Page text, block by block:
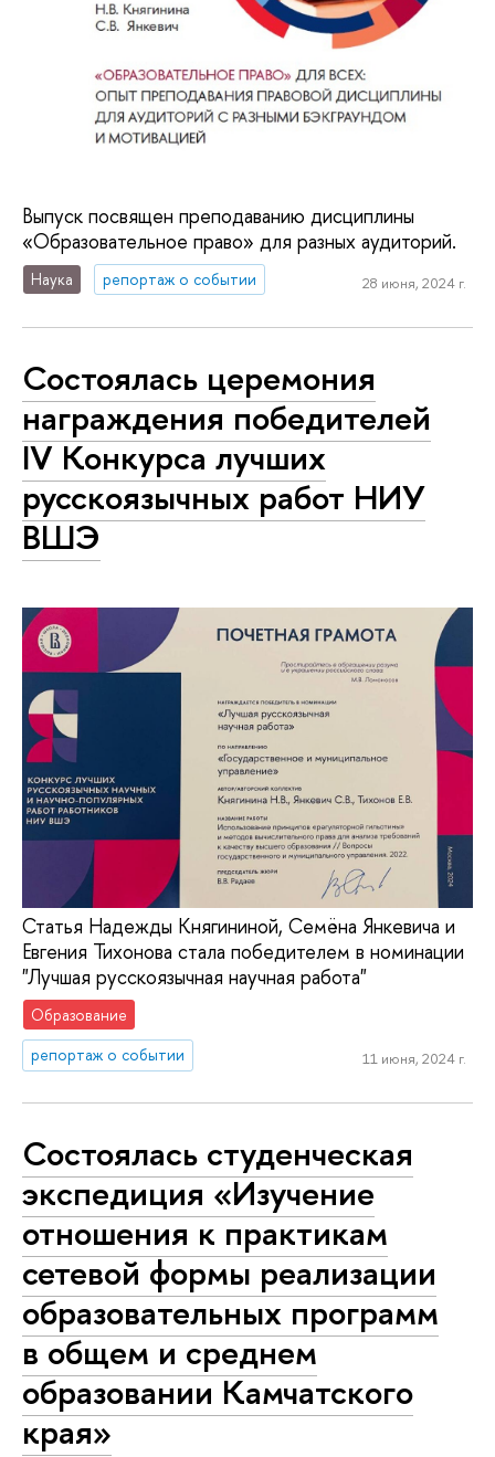
Выпуск посвящен преподаванию дисциплины
«Образовательное право» для разных аудиторий.
Наука репортаж о событии 28 июня, 2024 г.
Состоялась церемония
награждения победителей
IV Конкурса лучших
русскоязычных работ НИУ
ВШЭ
Статья Надежды Княгининой, Семёна Янкевича и
Евгения Тихонова стала победителем в номинации
"Лучшая русскоязычная научная работа"
Образование
репортаж о событии
11 июня, 2024 г.
Состоялась студенческая
экспедиция «Изучение
отношения к практикам
сетевой формы реализации
образовательных программ
в общем и среднем
образовании Камчатского
края»